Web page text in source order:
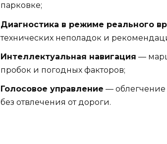
парковке;
Диагностика в режиме реального
технических неполадок и
Интеллектуальная навигация —
пробок и погодных факторов;
Голосовое управление — облегчение
без отвлечения от дороги.